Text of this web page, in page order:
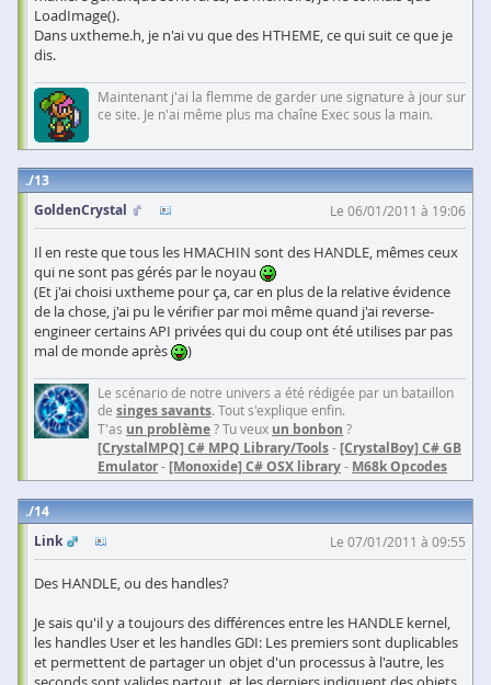
LoadImage().
Dans uxtheme.h, je n'ai vu que des HTHEME, ce qui suit ce que je
dis.
Maintenant j'ai la flemme de garder une signature à jour sur
ce site. Je n'ai même plus ma chaîne Exec sous la main.
13
GoldenCrystal
Le 06/01/2011 à 19:06
Il en reste que tous les HMACHIN sont des HANDLE, mêmes ceux
qui ne sont pas gérés par le noyau
(Et j'ai choisi uxtheme pour ça, car en plus de la relative évidence
de la chose, j'ai pu le vérifier par moi même quand j'ai reverse-
engineer certains API privées qui du coup ont été utilises par pas
mal de monde après
)
Le scénario de notre univers a été rédigée par un bataillon
de singes savants. Tout s'explique enfin.
T'as un problème? Tu veux un bonbon ?
[CrystalMPQ] C# MPQ Library/Tools- [CrystalBoy] C# GB
Emulator- [Monoxide] C# OSX library- M68k Opcodes
14
Link
Le 07/01/2011 à 09:55
Des HANDLE, ou des handles?
Je sais qu'il y a toujours des différences entre les HANDLE kernel,
les handles User et les handles GDI: Les premiers sont duplicables
et permettent de partager un objet d'un processus à l'autre, les